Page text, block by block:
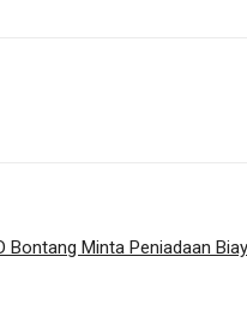
Bontang Minta Peniadaan